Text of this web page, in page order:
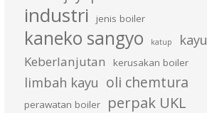
industri jenis boiler
kaneko sangyo katup kayu
Keberlanjutan kerusakan boiler
limbah kayu oli chemtura
perawatan boiler perpak UKL